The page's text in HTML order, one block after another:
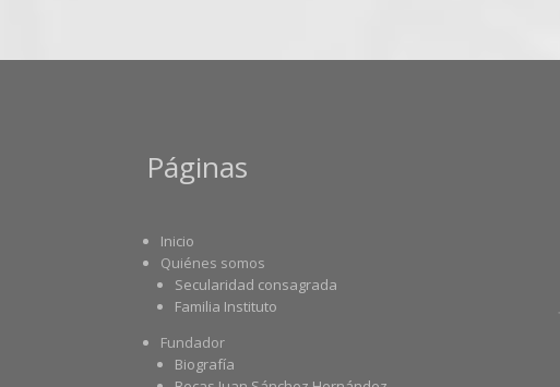
Páginas
Inicio
Quiénes somos
Secularidad consagrada
Familia Instituto
Fundador
Biografía